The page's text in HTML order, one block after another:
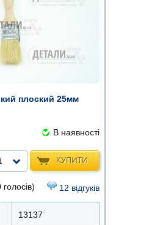
плоский 25мм
В наявності
КУПИТИ
12 відгуків
13137